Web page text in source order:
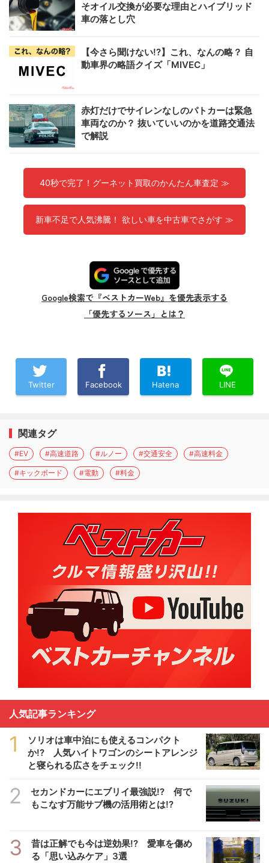
そオイル交換が必要な理由とハイブリッド
車の落とし穴
【今さら聞けない!?】これ、なんの略？ 自
動車界の略語クイズ「MIVEC」
赤灯だけでサイレンなしのパトカーは緊急
車両なのか？ 抜いていいのかを道路交通法
で解説
40秒で完了！グーネット買取のかんたん車査定 ≫
新車不足で人気沸騰！ 欲しい車を中古車でさがす ≫
Google検索で『ベストカーWeb』を優先表示する
「優先するソース」とは？
Twitter Facebook Hatena LINE
関連タグ
#EV #高速道路 #ルノー #交通安全 #高速料金
#キックボード #電動 #料金
人気記事ランキング
1
ソリオは車中泊にも使えるコンパクト
か!? 人気ハイトワゴンのシートアレンジ
と寝られる広さをチェック!!
2
セカンドカーにエブリイ最強説!? 何で
もこなす万能サブ機の活用術とは!?
3
昔は正解でも今は逆効果!? 愛車を傷め
る「思い込みケア」3選